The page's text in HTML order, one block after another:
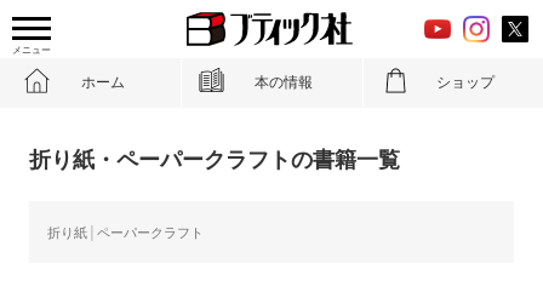
メニュー
ホーム 本の情報 ショップ
折り紙・ペーパークラフトの書籍一覧
折り紙 ペーパークラフト